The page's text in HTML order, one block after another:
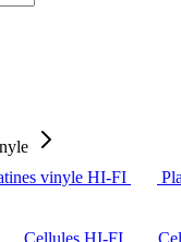
vinyle HI-FI
Cellules HI-FI